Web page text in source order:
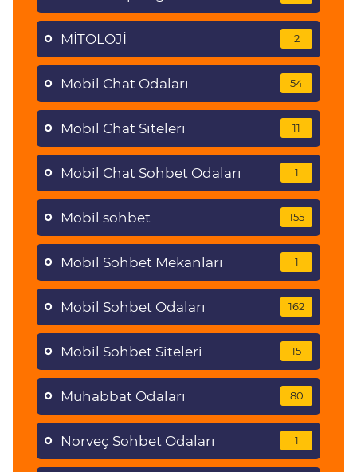
MİTOLOJİ 2
Mobil Chat Odaları 54
Mobil Chat Siteleri 11
Mobil Chat Sohbet Odaları 1
Mobil sohbet 155
Mobil Sohbet Mekanları 1
Mobil Sohbet Odaları 162
Mobil Sohbet Siteleri 15
Muhabbat Odaları 80
Norveç Sohbet Odaları 1